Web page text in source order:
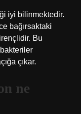
iyi bilinmektedir.
bağırsaktaki
Bu
bakteriler
çıkar.
ne